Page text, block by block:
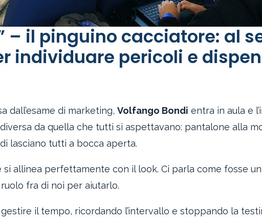
– il pinguino cacciatore: al
individuare pericoli e
dall’esame di marketing,Volfango Bondi entra in aula e
da quella che tutti si aspettavano: pantalone alla
lasciano tutti a bocca aperta.
si allinea perfettamente con il look. Ci parla come fosse
fra di noi per aiutarlo.
il tempo, ricordando l’intervallo e stoppando la